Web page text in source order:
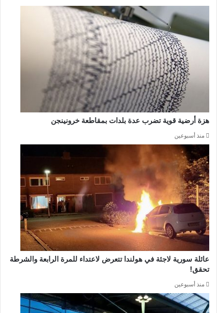
هزة أرضية قوية تضرب عدة بلدات بمقاطعة خرونينجن
منذ أسبوعين
عائلة سورية لاجئة في هولندا تتعرض لاعتداء للمرة الرابعة والشرطة
تحقق!
منذ أسبوعين